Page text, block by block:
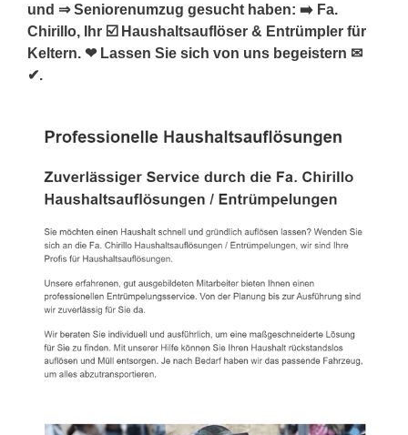
und ⇒ Seniorenumzug gesucht haben: ➡️ Fa.
Chirillo, Ihr ☑️ Haushaltsauflöser & Entrümpler für
Keltern. ❤ Lassen Sie sich von uns begeistern ✉
✔.